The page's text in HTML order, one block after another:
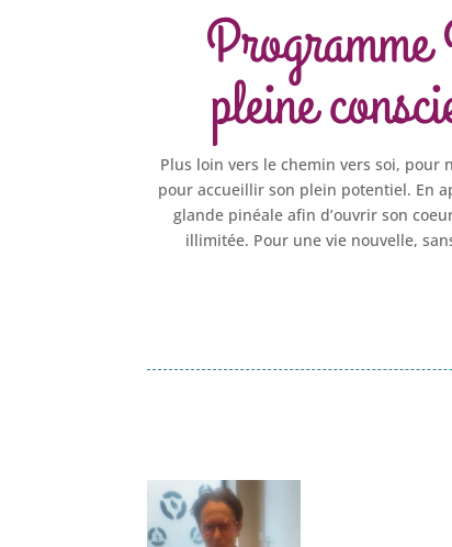
pleine
Plus loin vers le chemin vers soi, pour
pour accueillir son plein potentiel. En
glande pinéale afin d’ouvrir son
illimitée. Pour une vie nouvelle,